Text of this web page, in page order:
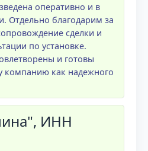
оперативно и в
Отдельно благодарим за
сделки и
по установке.
и готовы
компанию как надежного
ИНН